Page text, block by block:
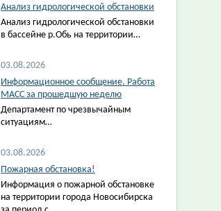
Анализ гидрологической обстановки
Анализ гидрологической обстановки
в бассейне р.Обь на территории…
03.08.2026
Информационное сообщение. Работа
МАСС за прошедшую неделю
Департамент по чрезвычайным
ситуациям…
03.08.2026
Пожарная обстановка!
Информация о пожарной обстановке
на территории города Новосибирска